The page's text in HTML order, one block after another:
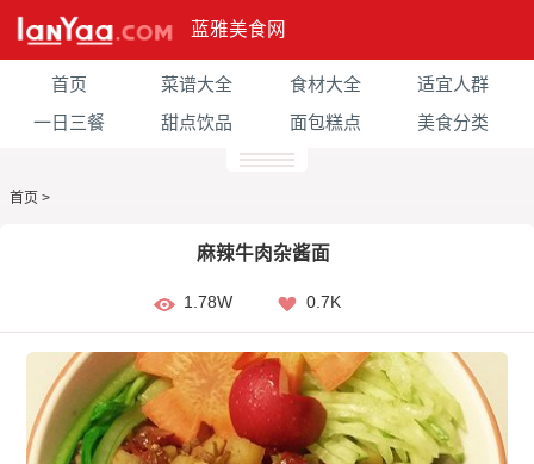
蓝雅美食网
首页 菜谱大全 食材大全
适宜人群
一日三餐
甜点饮品 面包糕点 美食分类
首页 >
麻辣牛肉杂酱面
1.78W 0.7K